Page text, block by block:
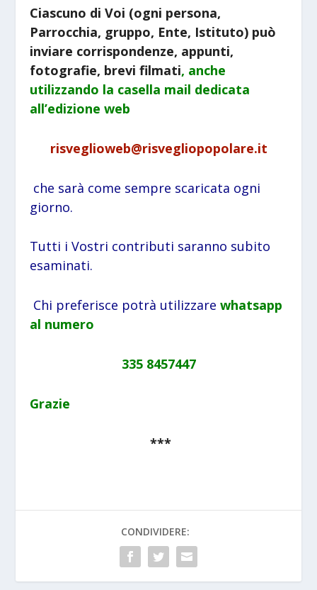
Ciascuno di Voi (ogni persona,
Parrocchia, gruppo, Ente, Istituto) può
inviare corrispondenze, appunti,
fotografie, brevi filmati, anche
utilizzando la casella mail dedicata
all’edizione web
risveglioweb@risvegliopopolare.it
che sarà come sempre scaricata ogni
giorno.
Tutti i Vostri contributi saranno subito
esaminati.
Chi preferisce potrà utilizzare whatsapp
al numero
335 8457447
Grazie
***
CONDIVIDERE: